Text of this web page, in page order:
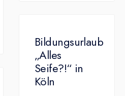
Bildungsurlaub
„Alles
Seife?!“ in
Köln